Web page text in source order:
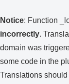
Notice: Function
incorrectly.
domain was
some code in the
Translations